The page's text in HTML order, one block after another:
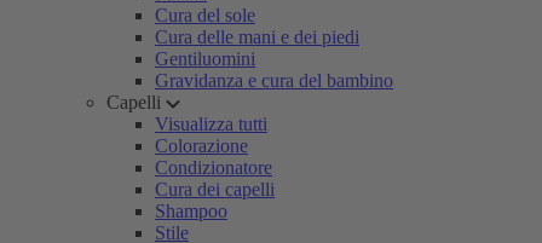
Cura del sole
Cura delle mani e dei piedi
Gentiluomini
Gravidanza e cura del bambino
Capelli
Visualizza tutti
Colorazione
Condizionatore
Cura dei capelli
Shampoo
Stile